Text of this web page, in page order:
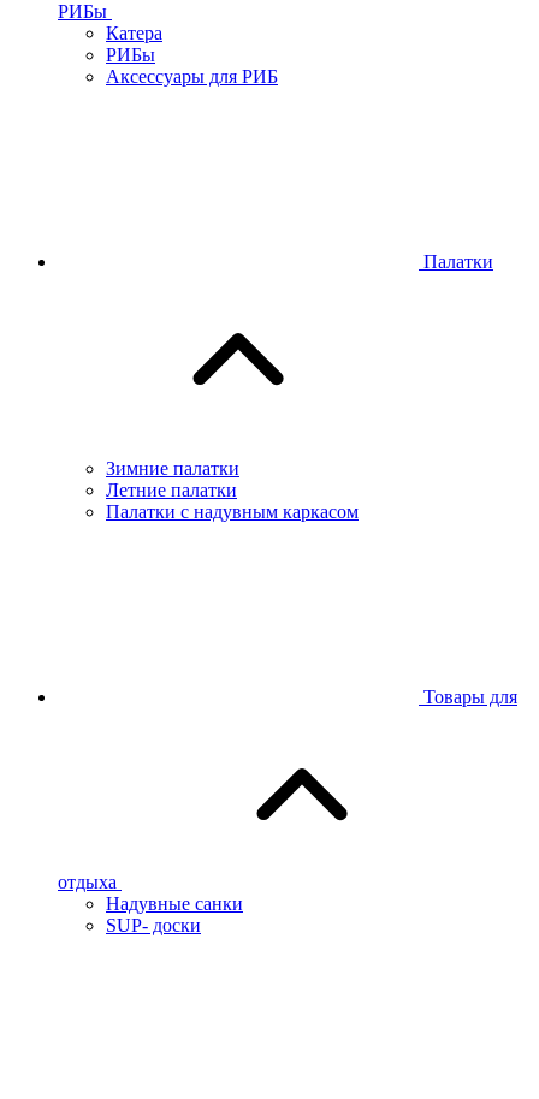
РИБы
Катера
РИБы
Аксессуары для РИБ
Палатки
Зимние палатки
Летние палатки
Палатки с надувным каркасом
Товары для
отдыха
Надувные санки
SUP- доски